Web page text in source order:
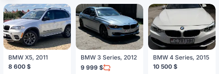
BMW X5, 2011
8 600 $
BMW 3 Series, 2012
9 999 $
BMW 4 Series, 2015
10 500 $